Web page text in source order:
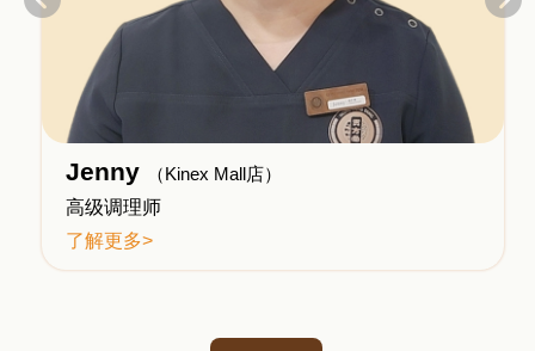
Jenny
（Kinex Mall店）
高级调理师
了解更多>